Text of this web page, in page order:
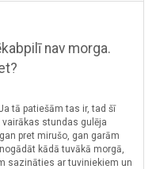
nav morga.
tā patiešām tas ir, tad šī
stundas gulēja
pret mirušo, gan garām
kādā tuvākā morgā,
sazināties ar tuviniekiem un